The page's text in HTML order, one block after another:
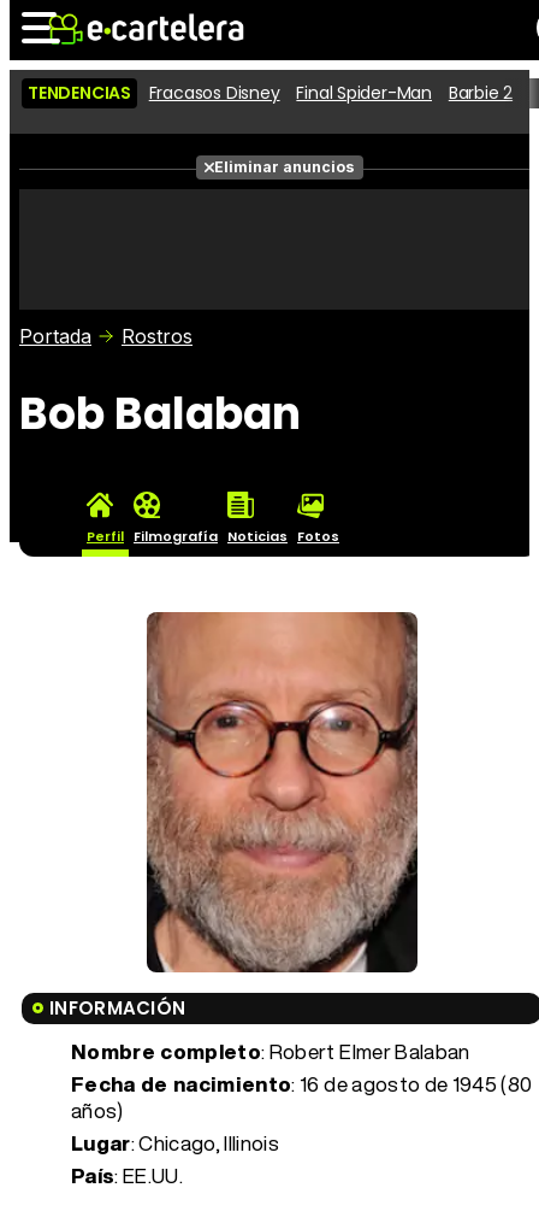
Noticias Cartelera
Películas
Críticas
TENDENCIAS Fracasos Disney Final Spider-Man Barbie 2
Eliminar anuncios
Portada Rostros
Bob Balaban
Perfil Filmografía Noticias Fotos
INFORMACIÓN
Nombre completo: Robert Elmer Balaban
Fecha de nacimiento: 16 de agosto de 1945 (80
años)
Lugar: Chicago, Illinois
País: EE.UU.